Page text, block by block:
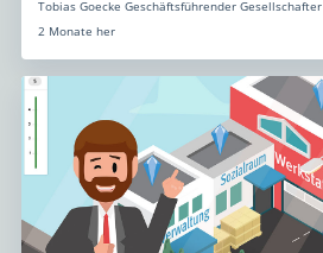
Tobias Goecke Geschäftsführender
2 Monate her